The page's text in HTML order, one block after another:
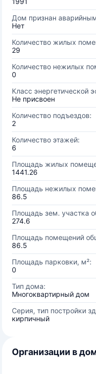
Дом признан
Нет
Количество жилых
29
Количество нежилых
0
Класс энергетической
Не присвоен
Количество подъездов:
2
Количество этажей:
6
Площадь жилых
1441.26
Площадь нежилых
86.5
Площадь зем. участка
274.6
Площадь помещений
86.5
Площадь парковки, м²:
0
Тип дома:
Многоквартирный дом
Серия, тип постройки
кирпичный
Организации в